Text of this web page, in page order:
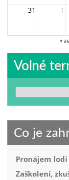
31 1
*
Volné
Co je
Pronájem
Zaškolení,